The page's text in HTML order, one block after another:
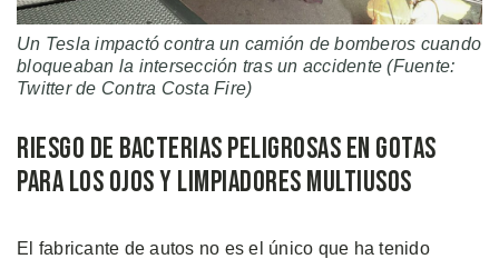
Un Tesla impactó contra un camión de bomberos cuando
bloqueaban la intersección tras un accidente (Fuente:
Twitter de Contra Costa Fire)
Riesgo de Bacterias Peligrosas en Gotas
Para Los Ojos y Limpiadores Multiusos
El fabricante de autos no es el único que ha tenido